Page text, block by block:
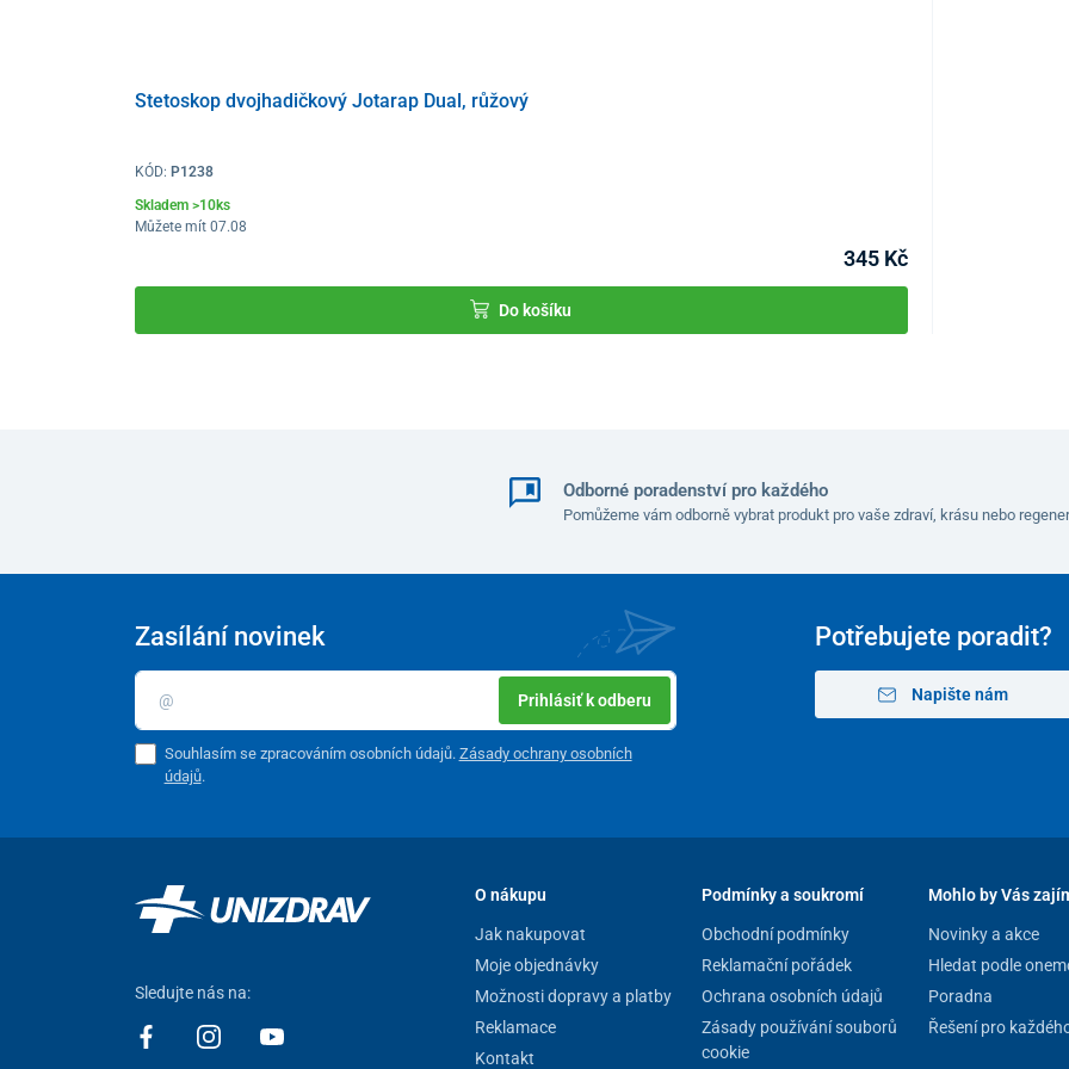
Stetoskop dvojhadičkový Jotarap Dual, růžový
KÓD: P1238
Skladem >10ks
Můžete mít 07.08
345 Kč
Do košíku
Odborné poradenství pro každého
Pomůžeme vám odborně vybrat produkt pro vaše zdraví, krásu nebo
Potřebujete poradit?
Napište nám
Zasílání novinek
Prihlásiť k odberu
Souhlasím se zpracováním osobních údajů. Zásady ochrany osobních
údajů.
Sledujte nás na:
O nákupu
Jak nakupovat
Moje objednávky
Možnosti dopravy a platby
Reklamace
Kontakt
Podmínky a soukromí
Obchodní podmínky
Reklamační pořádek
Ochrana osobních údajů
Zásady používání souborů
cookie
Mohlo by Vás
Novinky a akce
Hledat podle
Poradna
Řešení pro